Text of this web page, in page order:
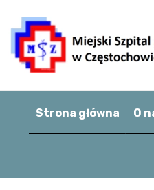
Strona główna O